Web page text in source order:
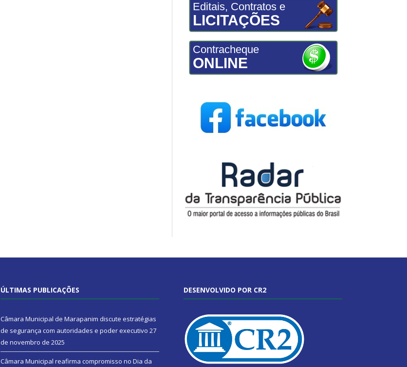
Editais, Contratos e
LICITAÇÕES
Contracheque
ONLINE
ÚLTIMAS PUBLICAÇÕES
Câmara Municipal de Marapanim discute estratégias
de segurança com autoridades e poder executivo 27
de novembro de 2025
Câmara Municipal reafirma compromisso no Dia da
DESENVOLVIDO POR CR2